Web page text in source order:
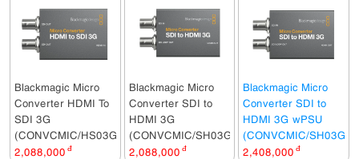
Blackmagic Micro
Converter HDMI To
SDI 3G
(CONVCMIC/HS03G)
2,088,000 đ
Blackmagic Micro
Converter SDI to
HDMI 3G
(CONVCMIC/SH03G)
2,088,000 đ
Blackmagic Micro
Converter SDI to
HDMI 3G wPSU
(CONVCMIC/SH03G/
2,408,000 đ